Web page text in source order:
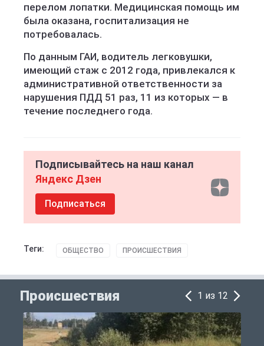
перелом лопатки. Медицинская помощь им
была оказана, госпитализация не
потребовалась.
По данным ГАИ, водитель легковушки,
имеющий стаж с 2012 года, привлекался к
административной ответственности за
нарушения ПДД 51 раз, 11 из которых — в
течение последнего года.
Подписывайтесь на наш канал
Яндекс Дзен
Подписаться
Теги: ОБЩЕСТВО ПРОИСШЕСТВИЯ
Происшествия 1 из 12